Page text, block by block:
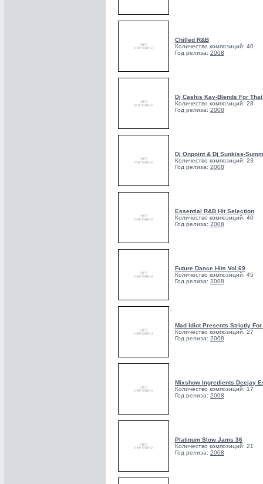
Chilled R&B
Количество композиций: 40
Год релиза: 2008
Dj Cashis Kay-Blends For That
Количество композиций: 28
Год релиза: 2008
Dj Onpoint & Dj Sunkiss-
Количество композиций: 23
Год релиза: 2008
Essential R&B Hit Selection
Количество композиций: 40
Год релиза: 2008
Future Dance Hits Vol.69
Количество композиций: 45
Год релиза: 2008
Mad Idiot Presents Strictly
Количество композиций: 27
Год релиза: 2008
Mixshow Ingredients Deejay
Количество композиций: 17
Год релиза: 2008
Platinum Slow Jams 36
Количество композиций: 21
Год релиза: 2008